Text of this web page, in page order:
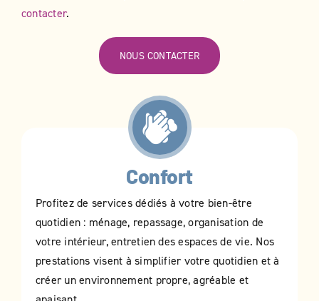
contacter.
NOUS CONTACTER
Confort
Profitez de services dédiés à votre bien-être
quotidien : ménage, repassage, organisation de
votre intérieur, entretien des espaces de vie. Nos
prestations visent à simplifier votre quotidien et à
créer un environnement propre, agréable et